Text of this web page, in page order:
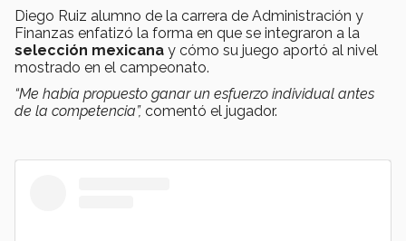
Diego Ruiz alumno de la carrera de Administración y
Finanzas enfatizó la forma en que se integraron a la
selección mexicana y cómo su juego aportó al nivel
mostrado en el campeonato.
“Me había propuesto ganar un esfuerzo individual antes
de la competencia”, comentó el jugador.